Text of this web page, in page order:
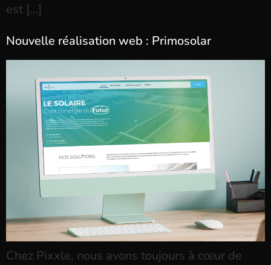
est […]
Nouvelle réalisation web : Primosolar
Chez Pixxle, nous avons toujours à cœur de